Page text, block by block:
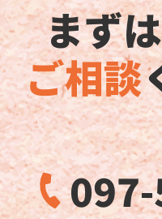
まずは
ご相談